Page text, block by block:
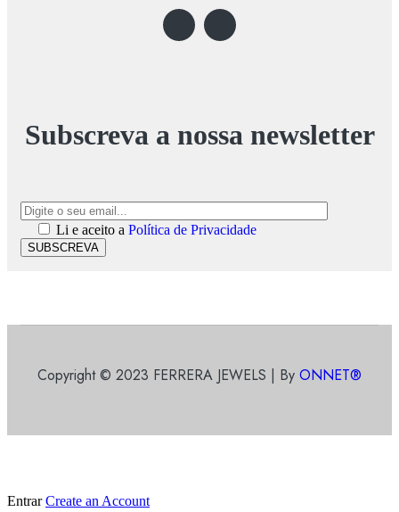
Subscreva a nossa newsletter
Li e aceito a Política de Privacidade
SUBSCREVA
Copyright © 2023 FERRERA JEWELS | By ONNET®
Entrar Create an Account